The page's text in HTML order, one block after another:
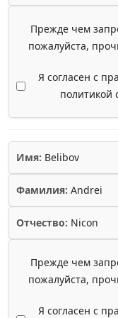
Прежде чем
пожалуйста,
Я согласен с
политикой
Имя: Belibov
Фамилия: Andrei
Отчество: Nicon
Прежде чем
пожалуйста,
Я согласен с